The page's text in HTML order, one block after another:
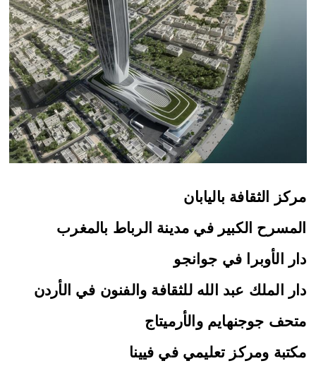
مركز الثقافة باليابان
المسرح الكبير في مدينة الرباط بالمغرب
دار الأوبرا في جوانجو
دار الملك عبد الله للثقافة والفنون في الأردن
متحف جوجنهايم والأرميتاج
مكتبة ومركز تعليمي في فيينا